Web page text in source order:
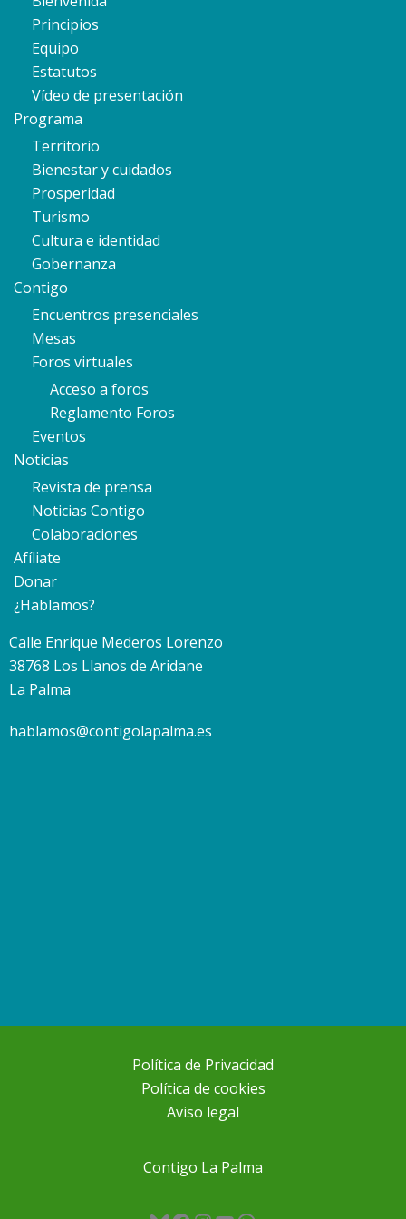
Principios
Equipo
Estatutos
Vídeo de presentación
Programa
Territorio
Bienestar y cuidados
Prosperidad
Turismo
Cultura e identidad
Gobernanza
Contigo
Encuentros presenciales
Mesas
Foros virtuales
Acceso a foros
Reglamento Foros
Eventos
Noticias
Revista de prensa
Noticias Contigo
Colaboraciones
Afíliate
Donar
¿Hablamos?
Calle Enrique Mederos Lorenzo
38768 Los Llanos de Aridane
La Palma
hablamos@contigolapalma.es
Política de Privacidad
Política de cookies
Aviso legal
Contigo La Palma